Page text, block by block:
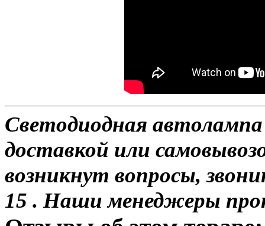
Светодиодная
доставкой или
возникнут вопросы,
15 . Наши менеджеры